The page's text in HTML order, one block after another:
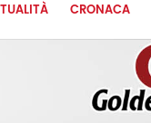
CRONACA